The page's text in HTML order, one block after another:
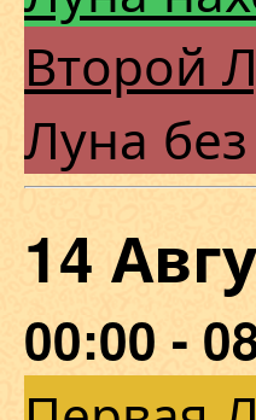
Второй
Луна
14
00:00 -